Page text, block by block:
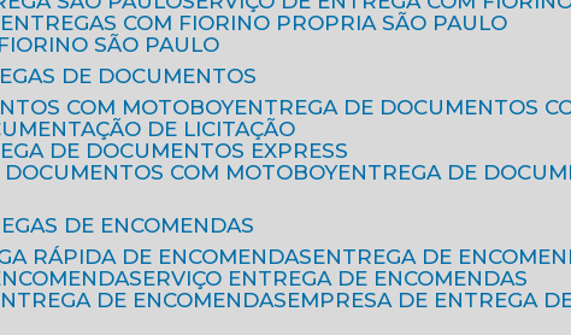
ENTREGAS COM FIORINO PROPRIA SÃO PAULO
SÃO PAULO
DE DOCUMENTOS
COM MOTOBOY
ENTREGA DE DOCUMENTOS
DE LICITAÇÃO
DE DOCUMENTOS EXPRESS
DOCUMENTOS COM MOTOBOY
ENTREGA DE
DE ENCOMENDAS
RÁPIDA DE ENCOMENDAS
ENTREGA DE
SERVIÇO ENTREGA DE ENCOMENDAS
DE ENCOMENDAS
EMPRESA DE ENTREGA